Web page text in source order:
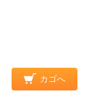
カゴへ